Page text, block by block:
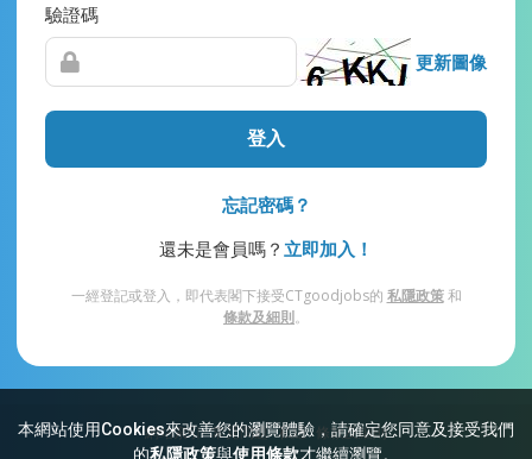
本網站使用Cookies來改善您的瀏覽體驗，請確定您同意及接受我們
的私隱政策與使用條款才繼續瀏覽。
驗證碼
更新圖像
登入
忘記密碼？
還未是會員嗎？ 立即加入！
一經登記或登入，即代表閣下接受CTgoodjobs的 私隱政策和
條款及細則。
網站索引 常見問題 私隱 條款及細則